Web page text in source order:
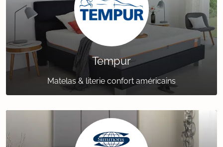
Tempur
Matelas & literie confort américains